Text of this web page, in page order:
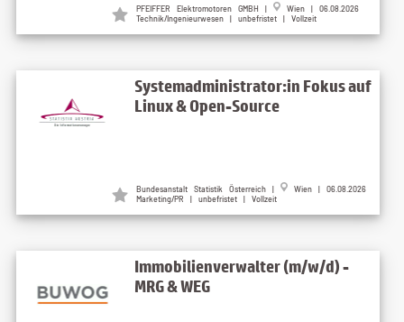
PFEIFFER Elektromotoren GMBH |
Wien | 06.08.2026
Technik/Ingenieurwesen | unbefristet | Vollzeit
Systemadministrator:in Fokus auf
Linux & Open-Source
Bundesanstalt Statistik Österreich |
Wien | 06.08.2026
Marketing/PR | unbefristet | Vollzeit
Immobilienverwalter (m/w/d) -
MRG & WEG